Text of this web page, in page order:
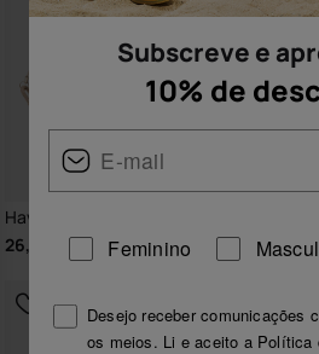
Havaianas Necessaire Glitter
26,99 €
Subscreve e
10% de
Feminino
Desejo receber comunicações
os meios. Li e aceito a Política